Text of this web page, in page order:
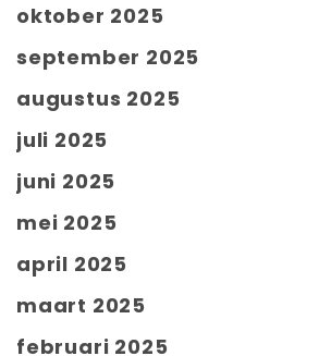
oktober 2025
september 2025
augustus 2025
juli 2025
juni 2025
mei 2025
april 2025
maart 2025
februari 2025